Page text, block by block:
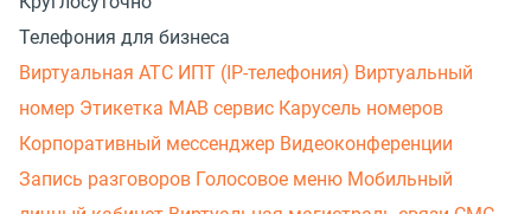
Телефония для бизнеса
Виртуальная АТС ИПТ (IP-телефония) Виртуальный
номер Этикетка МАВ сервис Карусель номеров
Корпоративный мессенджер Видеоконференции
Запись разговоров Голосовое меню Мобильный